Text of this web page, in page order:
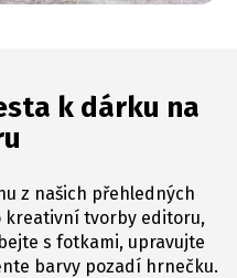
k dárku na
z našich přehledných
kreativní tvorby editoru,
s fotkami, upravujte
barvy pozadí hrnečku.